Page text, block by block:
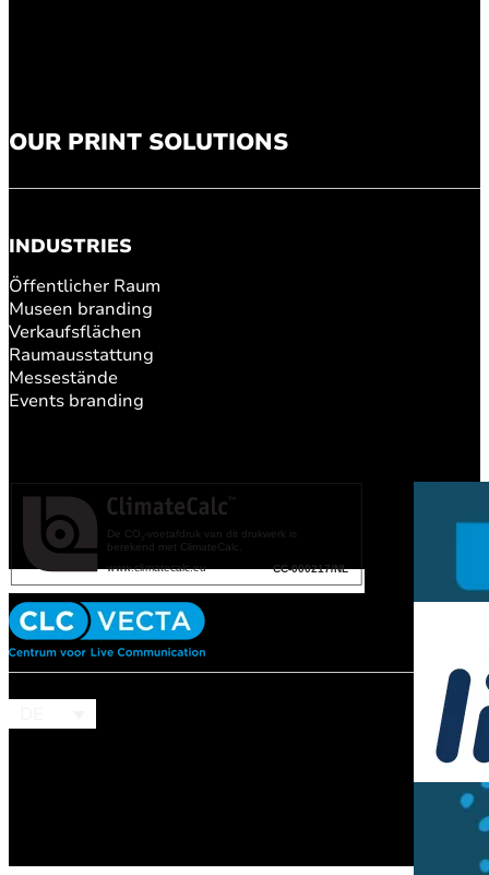
OUR PRINT SOLUTIONS
INDUSTRIES
Öffentlicher Raum
Museen branding
Verkaufsflächen
Raumausstattung
Messestände
Events branding